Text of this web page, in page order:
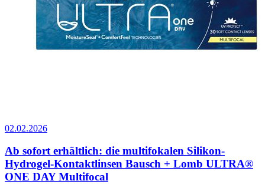
02.02.2026
Ab sofort erhältlich: die multifokalen Silikon-
Hydrogel-Kontaktlinsen Bausch + Lomb ULTRA®
ONE DAY Multifocal